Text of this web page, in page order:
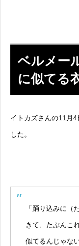
ベルメー
に似てる
イトカズさんの11月
した。
「踊り込みに（
きて、たぶんこ
似てるんじゃな